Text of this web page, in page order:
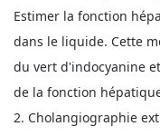
Estimer la fonction
dans le liquide. Cette
du vert d'indocyanine
de la fonction
2. Cholangiographie